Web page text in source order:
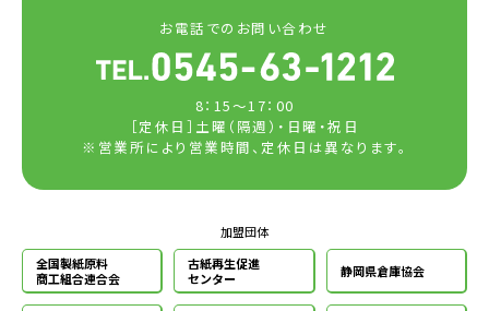
お電話でのお問い合わせ
8：15～17：00
［定休日］土曜（隔週）・日曜・祝日
※営業所により営業時間、定休日は異なります。
加盟団体
全国製紙原料
商工組合連合会
古紙再生促進
センター
静岡県倉庫協会